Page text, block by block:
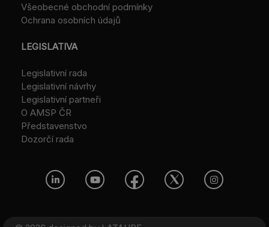
Všeobecné obchodní podmínky
Ochrana osobních údajů
LEGISLATIVA
Legislativní rada
Legislativní návrhy
Legislativní partneři
O AMSP ČR
Představenstvo
Dozorčí rada